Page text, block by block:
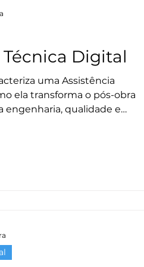
Digital
uma Assistência
ela transforma o pós-obra
engenharia, qualidade e